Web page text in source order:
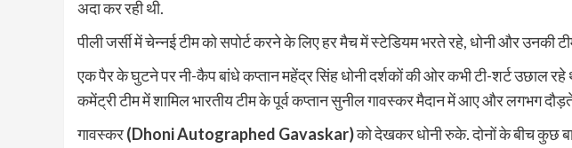
अदा कर रही थी.
पीली जर्सी में चेन्नई टीम को सपोर्ट करने के लिए हर मैच में स्टेडियम भरते रहे, धोनी और उनकी
एक पैर के घुटने पर नी-कैप बांधे कप्तान महेंद्र सिंह धोनी दर्शकों की ओर कभी टी-शर्ट उछाल रहे
कमेंट्री टीम में शामिल भारतीय टीम के पूर्व कप्तान सुनील गावस्कर मैदान में आए और लगभग
गावस्कर(Dhoni Autographed Gavaskar)को देखकर धोनी रुके. दोनों के बीच कुछ